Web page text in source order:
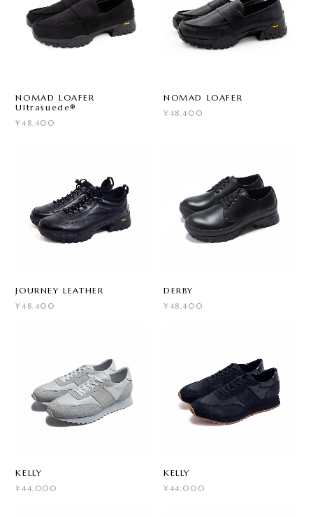
NOMAD LOAFER
Ultrasuede®
¥48,400
NOMAD LOAFER
¥48,400
JOURNEY LEATHER
¥48,400
DERBY
¥48,400
KELLY
¥44,000
KELLY
¥44,000